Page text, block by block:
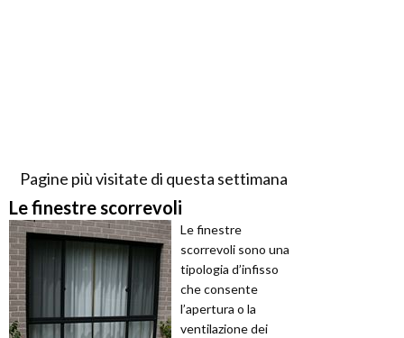
Pagine più visitate di questa settimana
Le finestre scorrevoli
Le finestre
scorrevoli sono una
tipologia d’infisso
che consente
l’apertura o la
ventilazione dei